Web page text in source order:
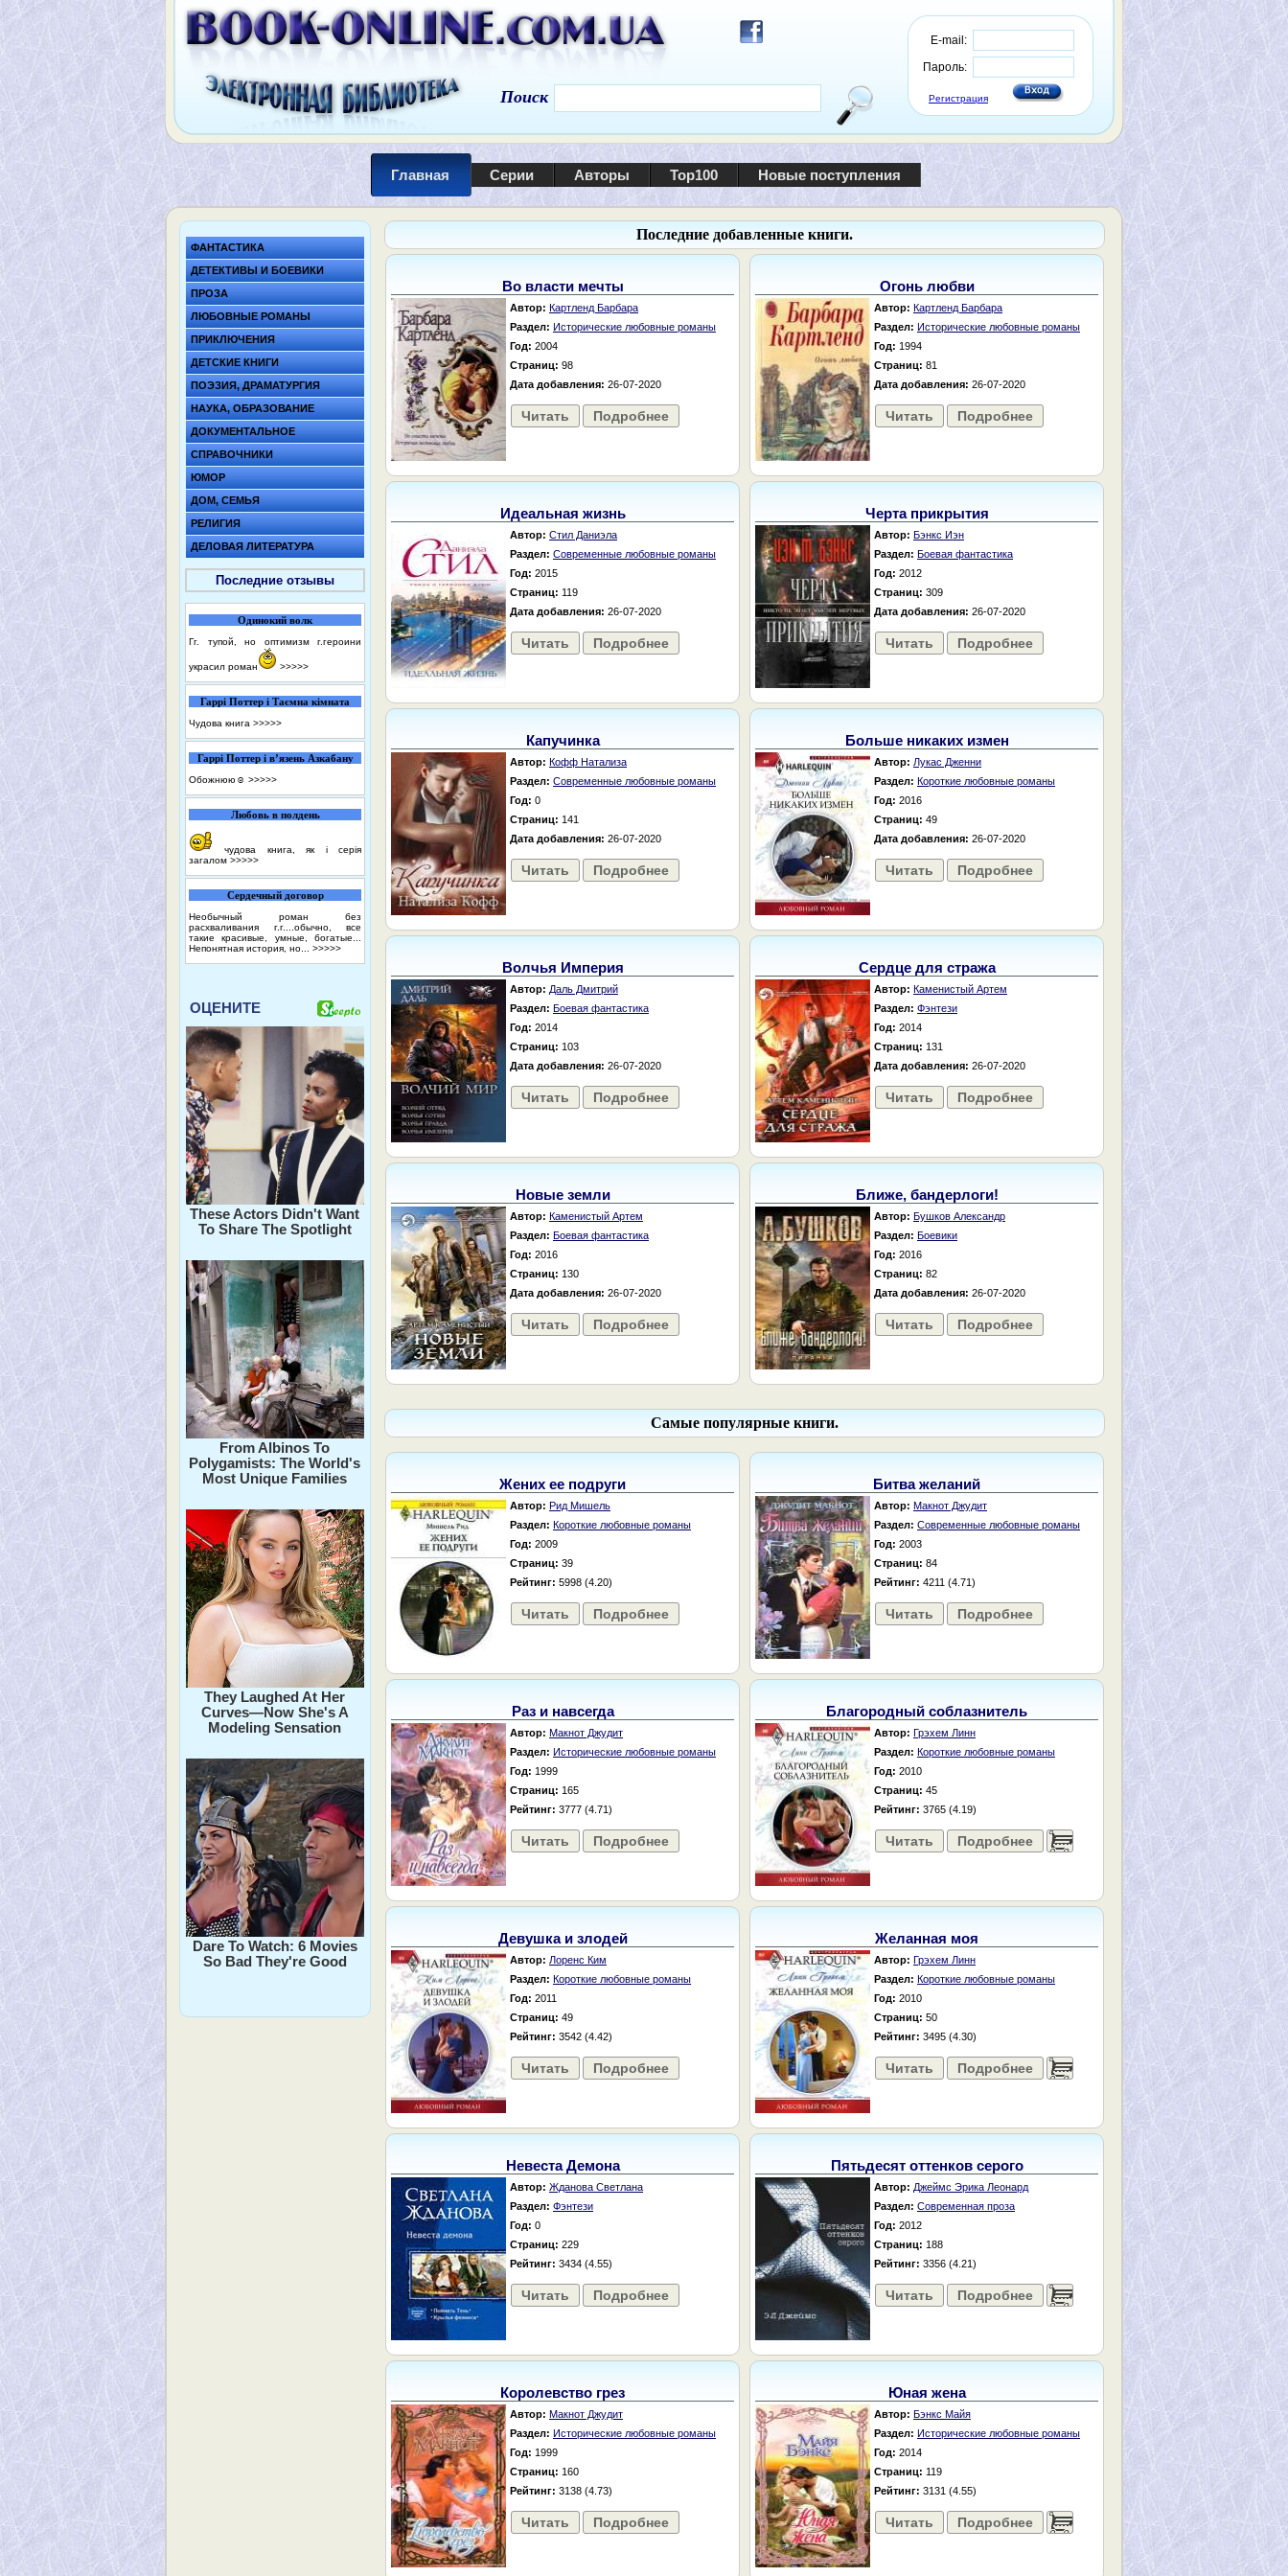
E-mail:
Пароль:
Регистрация
Поиск
Главная Серии Авторы Top100 Новые поступления
ФАНТАСТИКА
ДЕТЕКТИВЫ И БОЕВИКИ
ПРОЗА
ЛЮБОВНЫЕ РОМАНЫ
ПРИКЛЮЧЕНИЯ
ДЕТСКИЕ КНИГИ
ПОЭЗИЯ, ДРАМАТУРГИЯ
НАУКА, ОБРАЗОВАНИЕ
ДОКУМЕНТАЛЬНОЕ
СПРАВОЧНИКИ
ЮМОР
ДОМ, СЕМЬЯ
РЕЛИГИЯ
ДЕЛОВАЯ ЛИТЕРАТУРА
Последние отзывы
Одинокий волк
Гг. тупой, но оптимизм г.героини
украсил роман >>>>>
Гаррі Поттер і Таємна кімната
Чудова книга >>>>>
Гаррі Поттер і в’язень Азкабану
Обожнюю☺️ >>>>>
Любовь в полдень
чудова книга, як і серія
загалом >>>>>
Сердечный договор
Необычный роман без
расхваливания г.г....обычно, все
такие красивые, умные, богатые...
Непонятная история, но... >>>>>
ОЦЕНИТЕ
These Actors Didn't Want
To Share The Spotlight
From Albinos To
Polygamists: The World's
Most Unique Families
They Laughed At Her
Curves—Now She's A
Modeling Sensation
Dare To Watch: 6 Movies
So Bad They're Good
Последние добавленные книги.
Во власти мечты
Автор: Картленд Барбара
Раздел: Исторические любовные романы
Год: 2004
Страниц: 98
Дата добавления: 26-07-2020
Читать Подробнее
Огонь любви
Автор: Картленд Барбара
Раздел: Исторические любовные романы
Год: 1994
Страниц: 81
Дата добавления: 26-07-2020
Читать Подробнее
Идеальная жизнь
Автор: Стил Даниэла
Раздел: Современные любовные романы
Год: 2015
Страниц: 119
Дата добавления: 26-07-2020
Читать Подробнее
Черта прикрытия
Автор: Бэнкс Иэн
Раздел: Боевая фантастика
Год: 2012
Страниц: 309
Дата добавления: 26-07-2020
Читать Подробнее
Капучинка
Автор: Кофф Натализа
Раздел: Современные любовные романы
Год: 0
Страниц: 141
Дата добавления: 26-07-2020
Читать Подробнее
Больше никаких измен
Автор: Лукас Дженни
Раздел: Короткие любовные романы
Год: 2016
Страниц: 49
Дата добавления: 26-07-2020
Читать Подробнее
Волчья Империя
Автор: Даль Дмитрий
Раздел: Боевая фантастика
Год: 2014
Страниц: 103
Дата добавления: 26-07-2020
Читать Подробнее
Сердце для стража
Автор: Каменистый Артем
Раздел: Фэнтези
Год: 2014
Страниц: 131
Дата добавления: 26-07-2020
Читать Подробнее
Новые земли
Автор: Каменистый Артем
Раздел: Боевая фантастика
Год: 2016
Страниц: 130
Дата добавления: 26-07-2020
Читать Подробнее
Ближе, бандерлоги!
Автор: Бушков Александр
Раздел: Боевики
Год: 2016
Страниц: 82
Дата добавления: 26-07-2020
Читать Подробнее
Самые популярные книги.
Жених ее подруги
Автор: Рид Мишель
Раздел: Короткие любовные романы
Год: 2009
Страниц: 39
Рейтинг: 5998 (4.20)
Читать Подробнее
Битва желаний
Автор: Макнот Джудит
Раздел: Современные любовные романы
Год: 2003
Страниц: 84
Рейтинг: 4211 (4.71)
Читать Подробнее
Раз и навсегда
Автор: Макнот Джудит
Раздел: Исторические любовные романы
Год: 1999
Страниц: 165
Рейтинг: 3777 (4.71)
Читать Подробнее
Благородный соблазнитель
Автор: Грэхем Линн
Раздел: Короткие любовные романы
Год: 2010
Страниц: 45
Рейтинг: 3765 (4.19)
Читать Подробнее ......
Девушка и злодей
Автор: Лоренс Ким
Раздел: Короткие любовные романы
Год: 2011
Страниц: 49
Рейтинг: 3542 (4.42)
Читать Подробнее
Желанная моя
Автор: Грэхем Линн
Раздел: Короткие любовные романы
Год: 2010
Страниц: 50
Рейтинг: 3495 (4.30)
Читать Подробнее ......
Невеста Демона
Автор: Жданова Светлана
Раздел: Фэнтези
Год: 0
Страниц: 229
Рейтинг: 3434 (4.55)
Читать Подробнее
Пятьдесят оттенков серого
Автор: Джеймс Эрика Леонард
Раздел: Современная проза
Год: 2012
Страниц: 188
Рейтинг: 3356 (4.21)
Читать Подробнее ......
Королевство грез
Автор: Макнот Джудит
Раздел: Исторические любовные романы
Год: 1999
Страниц: 160
Рейтинг: 3138 (4.73)
Читать Подробнее
Юная жена
Автор: Бэнкс Майя
Раздел: Исторические любовные романы
Год: 2014
Страниц: 119
Рейтинг: 3131 (4.55)
Читать Подробнее ......